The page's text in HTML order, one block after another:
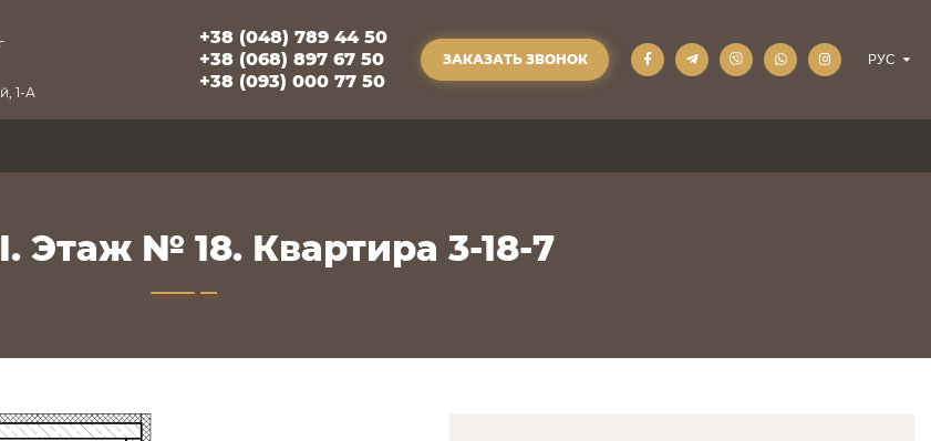
1-А
+38 (048) 789 44 50
+38 (068) 897 67 50
+38 (093) 000 77 50
ЗАКАЗАТЬ ЗВОНОК
Этаж № 18. Квартира 3-18-7